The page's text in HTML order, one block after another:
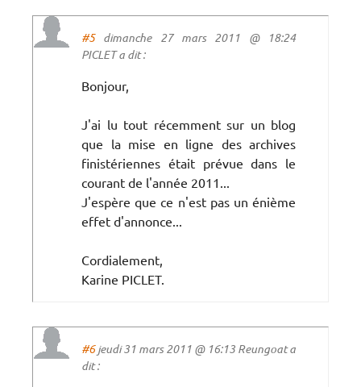
#5dimanche 27 mars 2011 @ 18:24
PICLET a dit :
Bonjour,
J'ai lu tout récemment sur un blog
que la mise en ligne des archives
finistériennes était prévue dans le
courant de l'année 2011...
J'espère que ce n'est pas un énième
effet d'annonce...
Cordialement,
Karine PICLET.
#6jeudi 31 mars 2011 @ 16:13 Reungoat a
dit :